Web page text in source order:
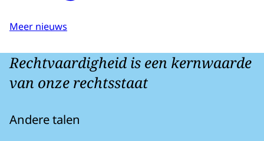
Meer nieuws
Rechtvaardigheid is een kernwaarde
van onze rechtsstaat
Andere talen